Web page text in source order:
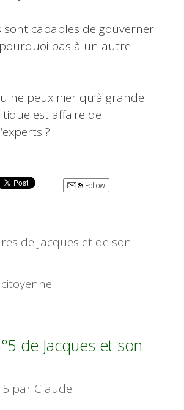
sont capables de gouverner
pas à un autre
ne peux nier qu’à grande
est affaire de
?
Follow
de Jacques et de son
de Jacques et son
par Claude